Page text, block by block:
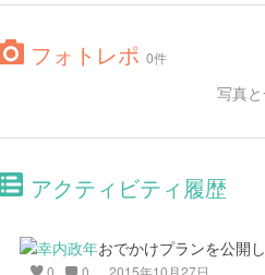
フォトレポ 0件
写真
アクティビティ履歴
おでかけプランを公開